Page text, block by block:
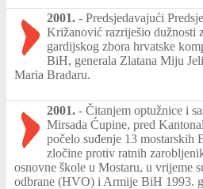
2001. - Predsjedavajući
Križanović razriješio dužnosti
gardijskog zbora hrvatske
BiH, generala Zlatana Miju
Maria Bradaru.
2001. - Čitanjem optužnice i
Mirsada Ćupine, pred
počelo suđenje 13 mostarskih
zločine protiv ratnih
osnovne škole u Mostaru, u vrijeme
odbrane (HVO) i Armije BiH 1993.